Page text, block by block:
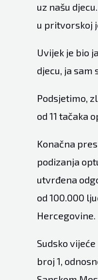
uz našu
u pritvorskoj
Uvijek je bio
djecu, ja sam
Podsjetimo,
od 11 tačaka
Konačna
podizanja
utvrđena
od 100.000
Hercegovine.
Sudsko
broj 1,